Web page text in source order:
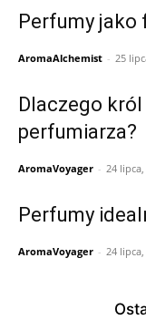
Perfumy jako
AromaAlchemist - 25
Dlaczego
perfumiarza?
AromaVoyager - 24 lipca,
Perfumy
AromaVoyager - 24 lipca,